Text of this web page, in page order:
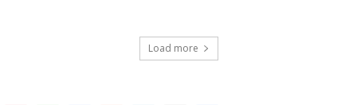
Load more